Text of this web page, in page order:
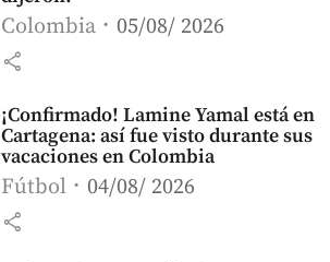
Colombia 05/08/ 2026
share
¡Confirmado! Lamine Yamal está en
Cartagena: así fue visto durante sus
vacaciones en Colombia
Fútbol 04/08/ 2026
share